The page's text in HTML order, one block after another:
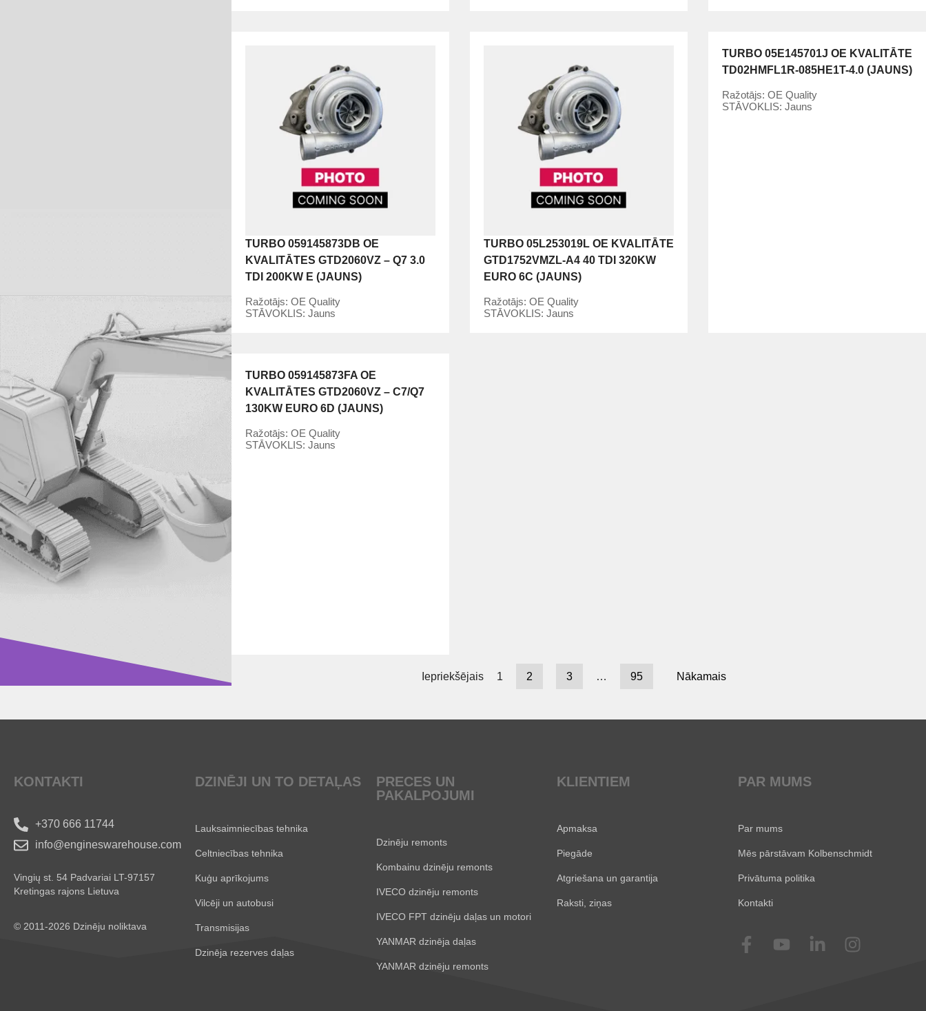
TURBO 059145873DB OE
KVALITĀTES GTD2060VZ – Q7 3.0
TDI 200KW E (JAUNS)
Ražotājs: OE Quality
STĀVOKLIS: Jauns
TURBO 05L253019L OE KVALITĀTE
GTD1752VMZL-A4 40 TDI 320KW
EURO 6C (JAUNS)
Ražotājs: OE Quality
STĀVOKLIS: Jauns
TURBO 05E145701J OE KVALITĀTE
TD02HMFL1R-085HE1T-4.0 (JAUNS)
Ražotājs: OE Quality
STĀVOKLIS: Jauns
TURBO 059145873FA OE
KVALITĀTES GTD2060VZ – C7/Q7
130KW EURO 6D (JAUNS)
Ražotājs: OE Quality
STĀVOKLIS: Jauns
Iepriekšējais 1 2 3 … 95 Nākamais
KONTAKTI
+370 666 11744
info@engineswarehouse.com
Vingių st. 54 Padvariai LT-97157
Kretingas rajons Lietuva
© 2011-2026 Dzinēju noliktava
DZINĒJI UN TO DETAĻAS
Lauksaimniecības tehnika
Celtniecības tehnika
Kuģu aprīkojums
Vilcēji un autobusi
Transmisijas
Dzinēja rezerves daļas
PRECES UN
PAKALPOJUMI
Dzinēju remonts
Kombainu dzinēju remonts
IVECO dzinēju remonts
IVECO FPT dzinēju daļas un motori
YANMAR dzinēja daļas
YANMAR dzinēju remonts
KLIENTIEM
Apmaksa
Piegāde
Atgriešana un garantija
Raksti, ziņas
PAR MUMS
Par mums
Mēs pārstāvam Kolbenschmidt
Privātuma politika
Kontakti